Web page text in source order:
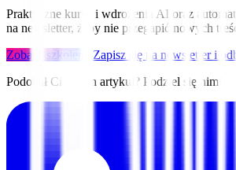
Praktyczne kursy i wdrożenia AI oraz
na newsletter, żeby nie przegapić nowych
Zobacz szkolenia Zapisz się na newsletter i
Podobał Ci się ten artykuł? Podziel się nim!